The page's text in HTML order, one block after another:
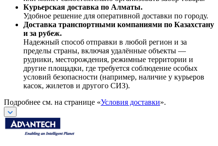
Курьерская доставка по Алматы.
Удобное решение для оперативной доставки по городу.
Доставка транспортными компаниями по Казахстану
и за рубеж.
Надежный способ отправки в любой регион и за
пределы страны, включая удалённые объекты —
рудники, месторождения, режимные территории и
другие площадки, где требуется соблюдение особых
условий безопасности (например, наличие у курьеров
касок, жилетов и другого СИЗ).
Подробнее см. на странице «Условия доставки».